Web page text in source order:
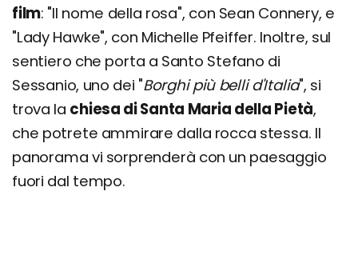
film: "Il nome della rosa", con Sean Connery, e
"Lady Hawke", con Michelle Pfeiffer. Inoltre, sul
sentiero che porta a Santo Stefano di
Sessanio, uno dei "Borghi più belli d'Italia", si
trova la chiesa di Santa Maria della Pietà,
che potrete ammirare dalla rocca stessa. Il
panorama vi sorprenderà con un paesaggio
fuori dal tempo.